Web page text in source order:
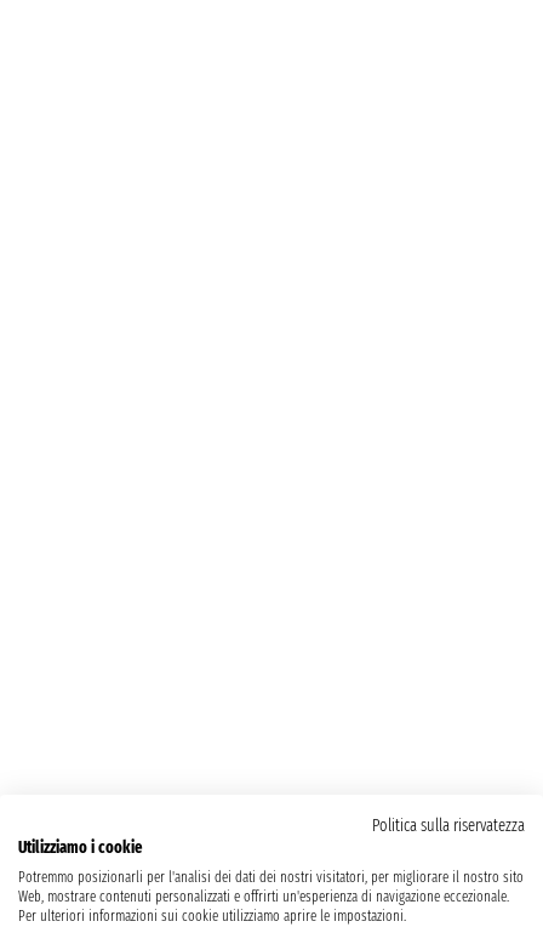
Politica sulla riservatezza
Utilizziamo i cookie
Potremmo posizionarli per l'analisi dei dati dei nostri visitatori, per migliorare il nostro sito
Web, mostrare contenuti personalizzati e offrirti un'esperienza di navigazione eccezionale.
Per ulteriori informazioni sui cookie utilizziamo aprire le impostazioni.